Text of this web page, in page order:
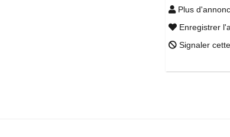
Plus
Enregistrer
Signaler